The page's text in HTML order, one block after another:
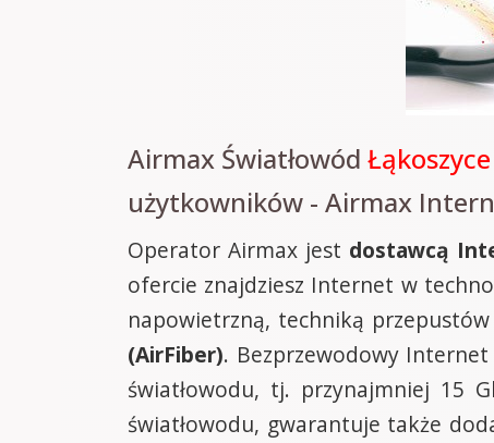
Airmax Światłowód Łąkoszyce
użytkowników - Airmax
Operator Airmax jest dostawcą
ofercie znajdziesz Internet w
napowietrzną, techniką
(AirFiber). Bezprzewodowy
światłowodu, tj. przynajmniej 15
światłowodu, gwarantuje także